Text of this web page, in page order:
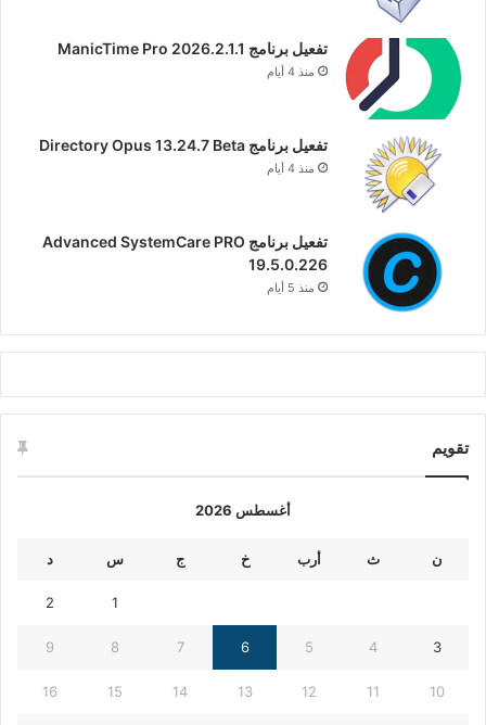
تفعيل برنامج ManicTime Pro 2026.2.1.1
منذ 4 أيام
تفعيل برنامج Directory Opus 13.24.7 Beta
منذ 4 أيام
تفعيل برنامج Advanced SystemCare PRO
19.5.0.226
منذ 5 أيام
تقويم
أغسطس 2026
ن ث أرب خ ج س د
1
2
3
4
5
6
7
8
9
10
11
12
13
14
15
16